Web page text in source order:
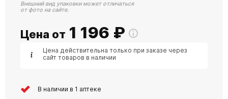
Внешний вид упаковки может отличаться
от фото на сайте.
Цена от 1 196 ₽
Цена действительна только при заказе через
сайт товаров в наличии
В наличии в 1 аптеке